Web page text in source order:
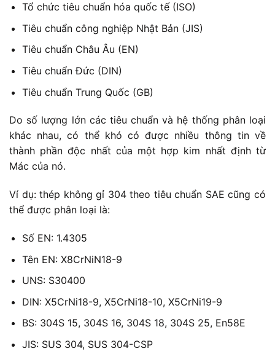
Tổ chức tiêu chuẩn hóa quốc tế (ISO)
Tiêu chuẩn công nghiệp Nhật Bản (JIS)
Tiêu chuẩn Châu Âu (EN)
Tiêu chuẩn Đức (DIN)
Tiêu chuẩn Trung Quốc (GB)
Do số lượng lớn các tiêu chuẩn và hệ thống phân loại
khác nhau, có thể khó có được nhiều thông tin về
thành phần độc nhất của một hợp kim nhất định từ
Mác của nó.
Ví dụ: thép không gỉ 304 theo tiêu chuẩn SAE cũng có
thể được phân loại là:
Số EN: 1.4305
Tên EN: X8CrNiN18-9
UNS: S30400
DIN: X5CrNi18-9, X5CrNi18-10, X5CrNi19-9
BS: 304S 15, 304S 16, 304S 18, 304S 25, En58E
JIS: SUS 304, SUS 304-CSP